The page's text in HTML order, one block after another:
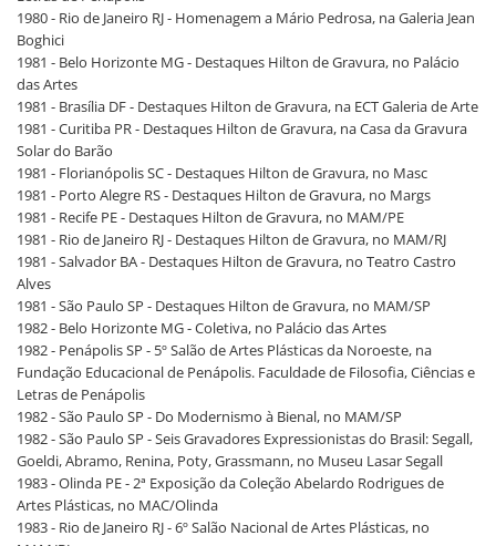
1980 - Rio de Janeiro RJ - Homenagem a Mário Pedrosa, na Galeria Jean
Boghici
1981 - Belo Horizonte MG - Destaques Hilton de Gravura, no Palácio
das Artes
1981 - Brasília DF - Destaques Hilton de Gravura, na ECT Galeria de Arte
1981 - Curitiba PR - Destaques Hilton de Gravura, na Casa da Gravura
Solar do Barão
1981 - Florianópolis SC - Destaques Hilton de Gravura, no Masc
1981 - Porto Alegre RS - Destaques Hilton de Gravura, no Margs
1981 - Recife PE - Destaques Hilton de Gravura, no MAM/PE
1981 - Rio de Janeiro RJ - Destaques Hilton de Gravura, no MAM/RJ
1981 - Salvador BA - Destaques Hilton de Gravura, no Teatro Castro
Alves
1981 - São Paulo SP - Destaques Hilton de Gravura, no MAM/SP
1982 - Belo Horizonte MG - Coletiva, no Palácio das Artes
1982 - Penápolis SP - 5º Salão de Artes Plásticas da Noroeste, na
Fundação Educacional de Penápolis. Faculdade de Filosofia, Ciências e
Letras de Penápolis
1982 - São Paulo SP - Do Modernismo à Bienal, no MAM/SP
1982 - São Paulo SP - Seis Gravadores Expressionistas do Brasil: Segall,
Goeldi, Abramo, Renina, Poty, Grassmann, no Museu Lasar Segall
1983 - Olinda PE - 2ª Exposição da Coleção Abelardo Rodrigues de
Artes Plásticas, no MAC/Olinda
1983 - Rio de Janeiro RJ - 6º Salão Nacional de Artes Plásticas, no